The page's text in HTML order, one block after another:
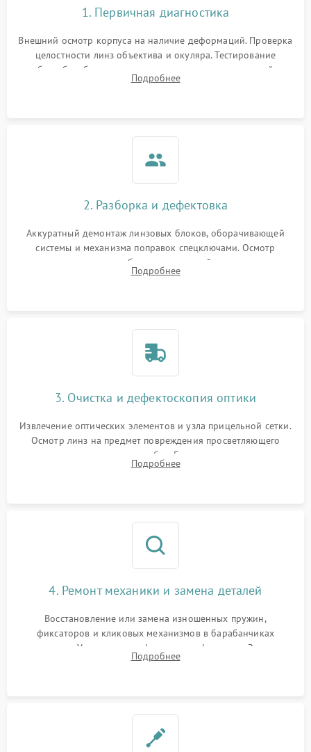
1. Первичная диагностика
Внешний осмотр корпуса на наличие деформаций. Проверка
целостности линз объектива и окуляра. Тестирование
работы барабанчиков ввода поправок, кольца отстройки
параллакса и зума. Выявление сколов, внутренних
Подробнее
2. Разборка и дефектовка
Аккуратный демонтаж линзовых блоков, оборачивающей
системы и механизма поправок спецключами. Осмотр
внутренних резьбовых соединений, пружин и
уплотнительных колец. Поиск причин люфта, смещения
Подробнее
3. Очистка и дефектоскопия оптики
Извлечение оптических элементов и узла прицельной сетки.
Осмотр линз на предмет повреждения просветляющего
покрытия или появления грибка. Бережная очистка стекол
спецрастворами. Проверка целостности гравированной
Подробнее
4. Ремонт механики и замена деталей
Восстановление или замена изношенных пружин,
фиксаторов и кликовых механизмов в барабанчиках
поправок. Устранение люфтов в трансфокаторе. Замена
поврежденных линз, разбитой сетки или восстановление
Подробнее